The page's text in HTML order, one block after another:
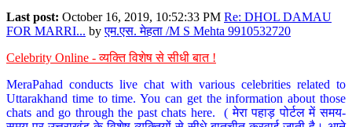
Last post: October 16, 2019, 10:52:33 PM Re: DHOL DAMAU
FOR MARRI... byएम.एस. मेहता /M S Mehta 9910532720
Celebrity Online - व्यक्ति विशेष से सीधी बात !
MeraPahad conducts live chat with various celebrities related to
Uttarakhand time to time. You can get the information about those
chats and go through the past chats here. ( मेरा पहाड़ पोर्टल में समय-